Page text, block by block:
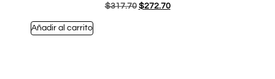
$317.70 $272.70
Añadir al carrito